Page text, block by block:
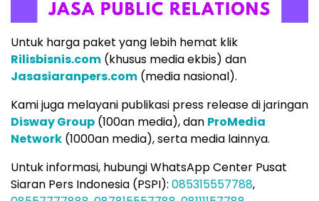
Untuk harga paket yang lebih hemat klik
Rilisbisnis.com (khusus media ekbis) dan
Jasasiaranpers.com (media nasional).
Kami juga melayani publikasi press release di jaringan
Disway Group (100an media), dan ProMedia
Network (1000an media), serta media lainnya.
Untuk informasi, hubungi WhatsApp Center Pusat
Siaran Pers Indonesia (PSPI): 085315557788,